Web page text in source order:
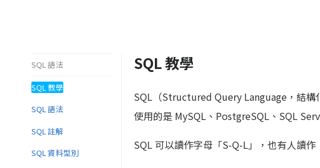
SQL 教學
SQL（Structured Query Language，結構
使用的是 MySQL、PostgreSQL、SQL
SQL 可以讀作字母「S-Q-L」，也有人讀
SQL 語法
SQL 教學
SQL 語法
SQL 註解
SQL 資料型別